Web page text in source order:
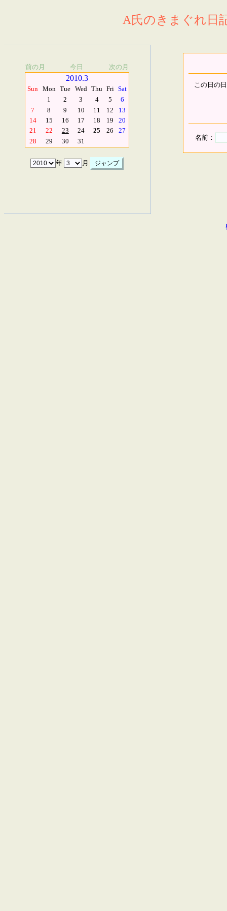
A氏のきまぐれ日
前の月 今日 次の月
2010.3
Sun Mon Tue Wed Thu Fri Sat
1
2 3 4 5
6
7
8 9 10 11 12
13
14
15 16 17 18 19
20
21
22 23 24 25 26
27
28
29 30 31
年 月
この日の
名前：